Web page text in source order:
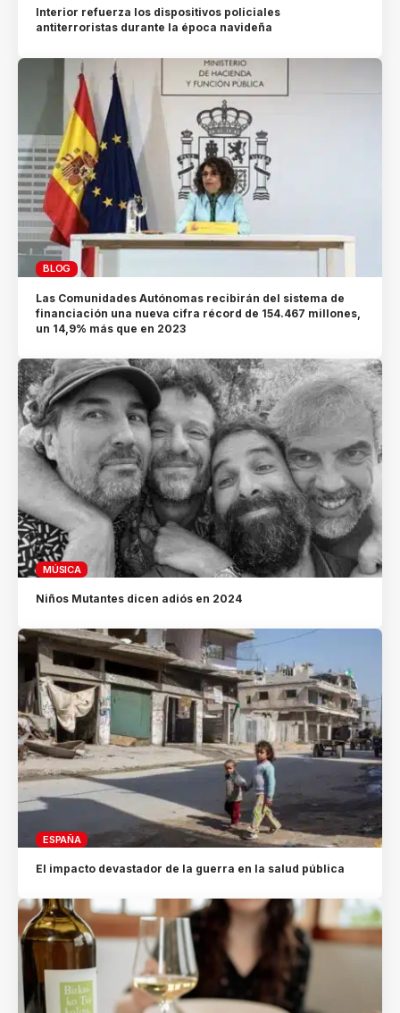
Interior refuerza los dispositivos policiales
antiterroristas durante la época navideña
BLOG
Las Comunidades Autónomas recibirán del sistema de
financiación una nueva cifra récord de 154.467 millones,
un 14,9% más que en 2023
MÚSICA
Niños Mutantes dicen adiós en 2024
ESPAÑA
El impacto devastador de la guerra en la salud pública